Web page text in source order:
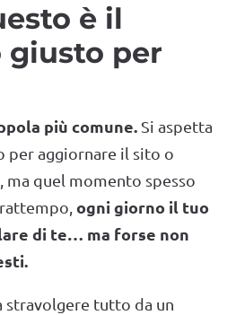
è il
per
più comune. Si aspetta
aggiornare il sito o
ma quel momento spesso
ogni giorno il tuo
di te… ma forse non
stravolgere tutto da un